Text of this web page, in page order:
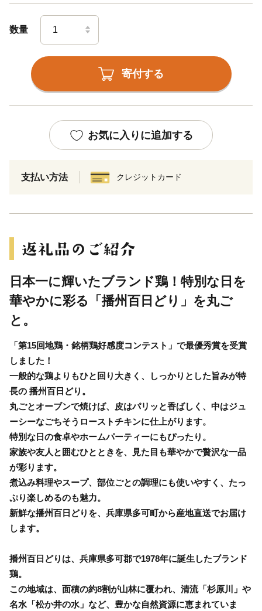
数量
寄付する
お気に入りに追加する
支払い方法 クレジットカード
日本一に輝いたブランド鶏！特別な日を
華やかに彩る「播州百日どり」を丸ご
と。
「第15回地鶏・銘柄鶏好感度コンテスト」で最優秀賞を受賞
しました！
一般的な鶏よりもひと回り大きく、しっかりとした旨みが特
長の 播州百日どり。
丸ごとオーブンで焼けば、皮はパリッと香ばしく、中はジュ
ーシーなごちそうローストチキンに仕上がります。
特別な日の食卓やホームパーティーにもぴったり。
家族や友人と囲むひとときを、見た目も華やかで贅沢な一品
が彩ります。
煮込み料理やスープ、部位ごとの調理にも使いやすく、たっ
ぷり楽しめるのも魅力。
新鮮な播州百日どりを、兵庫県多可町から産地直送でお届け
します。
播州百日どりは、兵庫県多可郡で1978年に誕生したブランド
鶏。
この地域は、面積の約8割が山林に覆われ、清流「杉原川」や
名水「松か井の水」など、豊かな自然資源に恵まれていま